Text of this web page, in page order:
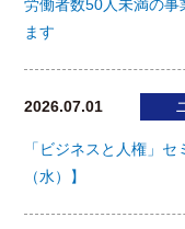
労働者数50人未満の
ます
2026.07.01
「ビジネスと人権」
（水）】